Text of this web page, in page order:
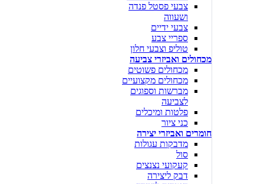
צבעי פסטל פנדה
ושעווה
צבעי ידיים
ספריי צבע
טוליפ וצבעי חלון
מכחולים ואביזרי צביעה
מכחולים פשוטים
מכחולים מקצועיים
מברשות וספוגים
לצביעה
פלטות ומיכלים
כני ציור
חומרים ואביזרי יצירה
מדבקות עגולות
סול
קעקועי נצנצים
דבק ליצירה